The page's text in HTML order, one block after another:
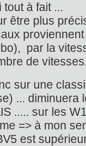
tout à fait ...
être plus
par la
de
sur une
... diminuera
..... sur les
=> à mon
est